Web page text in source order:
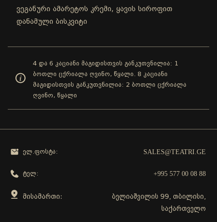
ვეგანური ამარეტოს კრემი, ყავის სიროფით
დანამული ბისკვიტი
4 და 6 კაციანი მაგიდისთვის განკუთვნილია: 1
ბოთლი ცქრიალა ღვინო, წყალი. 8 კაციანი
მაგიდისთვის განკუთვნილია: 2 ბოთლი ცქრიალა
ღვინო, წყალი
ელ.ფოსტა: SALES@TEATRI.GE
ტელ: +995 577 00 08 88
მისამართი:
ბელიაშვილის 99, თბილისი,
საქართველო